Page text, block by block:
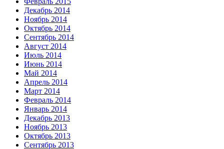
Декабрь 2014
Ноябрь 2014
Октябрь 2014
Сентябрь 2014
Август 2014
Июль 2014
Июнь 2014
Май 2014
Апрель 2014
Март 2014
Февраль 2014
Январь 2014
Декабрь 2013
Ноябрь 2013
Октябрь 2013
Сентябрь 2013